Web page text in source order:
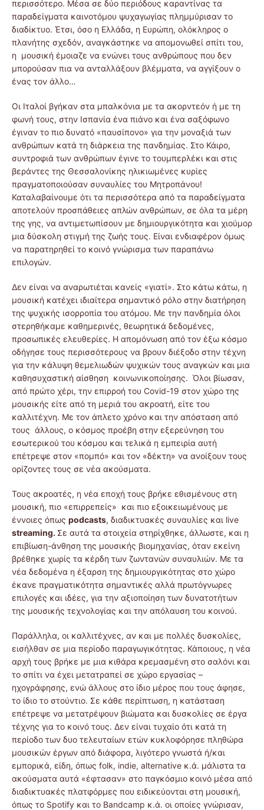
περισσότερο. Μέσα σε δύο περιόδους καραντίνας τα
παραδείγματα καινοτόμου ψυχαγωγίας πλημμύρισαν το
διαδίκτυο. Έτσι, όσο η Ελλάδα, η Ευρώπη, ολόκληρος ο
πλανήτης σχεδόν, αναγκάστηκε να απομονωθεί σπίτι του,
η μουσική έμοιαζε να ενώνει τους ανθρώπους που δεν
μπορούσαν πια να ανταλλάξουν βλέμματα, να αγγίξουν ο
ένας τον άλλο…
Οι Ιταλοί βγήκαν στα μπαλκόνια με τα ακορντεόν ή με τη
φωνή τους, στην Ισπανία ένα πιάνο και ένα σαξόφωνο
έγιναν το πιο δυνατό «παυσίπονο» για την μοναξιά των
ανθρώπων κατά τη διάρκεια της πανδημίας. Στο Κάιρο,
συντροφιά των ανθρώπων έγινε το τουμπερλέκι και στις
βεράντες της Θεσσαλονίκης ηλικιωμένες κυρίες
πραγματοποιούσαν συναυλίες του Μητροπάνου!
Καταλαβαίνουμε ότι τα περισσότερα από τα παραδείγματα
αποτελούν προσπάθειες απλών ανθρώπων, σε όλα τα μέρη
της γης, να αντιμετωπίσουν με δημιουργικότητα και χιούμορ
μια δύσκολη στιγμή της ζωής τους. Είναι ενδιαφέρον όμως
να παρατηρηθεί το κοινό γνώρισμα των παραπάνω
επιλογών.
Δεν είναι να αναρωτιέται κανείς «γιατί». Στο κάτω κάτω, η
μουσική κατέχει ιδιαίτερα σημαντικό ρόλο στην διατήρηση
της ψυχικής ισορροπία του ατόμου. Με την πανδημία όλοι
στερηθήκαμε καθημερινές, θεωρητικά δεδομένες,
προσωπικές ελευθερίες. Η απομόνωση από τον έξω κόσμο
οδήγησε τους περισσότερους να βρουν διέξοδο στην τέχνη
για την κάλυψη θεμελιωδών ψυχικών τους αναγκών και μια
καθησυχαστική αίσθηση κοινωνικοποίησης. Όλοι βίωσαν,
από πρώτο χέρι, την επιρροή του Covid-19 στον χώρο της
μουσικής είτε από τη μεριά του ακροατή, είτε του
καλλιτέχνη. Με τον άπλετο χρόνο και την απόσταση από
τους άλλους, ο κόσμος προέβη στην εξερεύνηση του
εσωτερικού του κόσμου και τελικά η εμπειρία αυτή
επέτρεψε στον «πομπό» και τον «δέκτη» να ανοίξουν τους
ορίζοντες τους σε νέα ακούσματα.
Τους ακροατές, η νέα εποχή τους βρήκε εθισμένους στη
μουσική, πιο «επιρρεπείς» και πιο εξοικειωμένους με
έννοιες όπως podcasts, διαδικτυακές συναυλίες και live
streaming. Σε αυτά τα στοιχεία στηρίχθηκε, άλλωστε, και η
επιβίωση-άνθηση της μουσικής βιομηχανίας, όταν εκείνη
βρέθηκε χωρίς τα κέρδη των ζωντανών συναυλιών. Με τα
νέα δεδομένα η έξαρση της δημιουργικότητας στο χώρο
έκανε πραγματικότητα σημαντικές αλλά πρωτόγνωρες
επιλογές και ιδέες, για την αξιοποίηση των δυνατοτήτων
της μουσικής τεχνολογίας και την απόλαυση του κοινού.
Παράλληλα, οι καλλιτέχνες, αν και με πολλές δυσκολίες,
εισήλθαν σε μια περίοδο παραγωγικότητας. Κάποιους, η νέα
αρχή τους βρήκε με μια κιθάρα κρεμασμένη στο σαλόνι και
το σπίτι να έχει μετατραπεί σε χώρο εργασίας –
ηχογράφησης, ενώ άλλους στο ίδιο μέρος που τους άφησε,
το ίδιο το στούντιο. Σε κάθε περίπτωση, η κατάσταση
επέτρεψε να μετατρέψουν βιώματα και δυσκολίες σε έργα
τέχνης για το κοινό τους. Δεν είναι τυχαίο ότι κατά τη
περίοδο των δυο τελευταίων ετών κυκλοφόρησε πληθώρα
μουσικών έργων από διάφορα, λιγότερο γνωστά ή/και
εμπορικά, είδη, όπως folk, indie, alternative κ.ά. μάλιστα τα
ακούσματα αυτά «έφτασαν» στο παγκόσμιο κοινό μέσα από
διαδικτυακές πλατφόρμες που ειδικεύονται στη μουσική,
όπως το Spotify και το Bandcamp κ.ά. οι οποίες γνώρισαν,